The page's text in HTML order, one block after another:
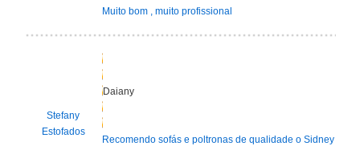
Muito bom , muito profissional
Stefany
Estofados
Daiany
Recomendo sofás e poltronas de qualidade o Sidney